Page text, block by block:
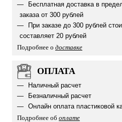
Бесплатная доставка в
заказа от 300 рублей
При заказе до 300 рублей
составляет 20 рублей
Подробнее о доставке
ОПЛАТА
Наличный расчет
Безналичный расчет
Онлайн оплата пластиковой
Подробнее об оплате